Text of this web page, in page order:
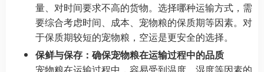
量、对时间要求不高的货物。选择哪种运输方式，需
要综合考虑时间、成本、宠物粮的保质期等因素。对
于保质期较短的宠物粮，空运是更安全的选择。
保鲜与保存：确保宠物粮在运输过程中的品质